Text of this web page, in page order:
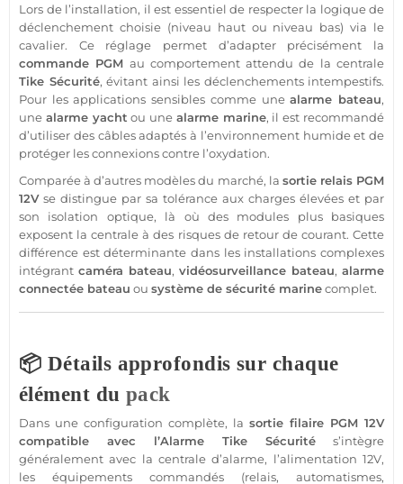
Lors de l’installation, il est essentiel de respecter la logique de
déclenchement choisie (niveau haut ou niveau bas) via le
cavalier. Ce réglage permet d’adapter précisément la
commande PGM au comportement attendu de lacentrale
Tike Sécurité, évitant ainsi les déclenchements intempestifs.
Pour les applications sensibles comme unealarme bateau,
une alarme yacht ou une alarme marine, il est recommandé
d’utiliser des câbles adaptés à l’environnement humide et de
protéger les connexions contre l’oxydation.
Comparée à d’autres modèles du marché, la sortie relais PGM
12Vse distingue par sa tolérance aux charges élevées et par
son isolation optique, là où des modules plus basiques
exposent lacentrale à des risques de retour de courant. Cette
différence est déterminante dans les installations complexes
intégrant caméra bateau, vidéosurveillance bateau, alarme
connectée bateau ou système de sécurité marinecomplet.
📦 Détails approfondis sur chaque
élément du pack
Dans une configuration complète, la sortie filaire PGM 12V
compatible avec l’Alarme Tike Sécurité s’intègre
généralement avec la centrale d’alarme, l’alimentation 12V,
les équipements commandés (relais, automatismes,